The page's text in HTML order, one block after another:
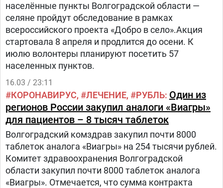
населённые пункты Волгоградской области —
селяне пройдут обследование в рамках
всероссийского проекта «Добро в село».Акция
стартовала 8 апреля и продлится до осени. К
июлю волонтеры планируют посетить 57
населенных пунктов.
16.03 / 23:11
КОРОНАВИРУС ЛЕЧЕНИЕ РУБЛЬ Один из
регионов России закупил аналоги «Виагры»
для пациентов – 8 тысяч таблеток
Волгоградский комздрав закупил почти 8000
таблеток аналога «Виагры» на 254 тысячи рублей.
Комитет здравоохранения Волгоградской
области закупил почти 8000 таблеток аналога
«Виагры». Отмечается, что сумма контракта